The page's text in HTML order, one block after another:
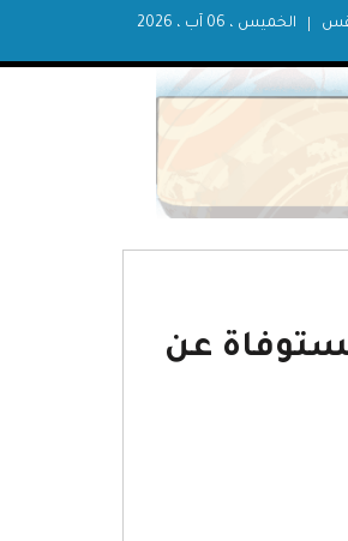
الخميس ، 06 آب ، 2026
المستوفاة عن